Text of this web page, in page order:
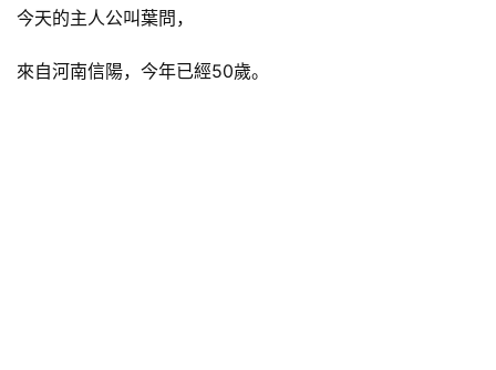
今天的主人公叫葉問，
來自河南信陽，今年已經50歲。